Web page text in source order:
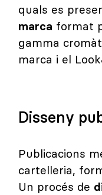
quals es
marca format
gamma
marca i el
Disseny
Publicacions
cartelleria,
Un procés de